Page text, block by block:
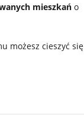
mieszkań o
możesz cieszyć się